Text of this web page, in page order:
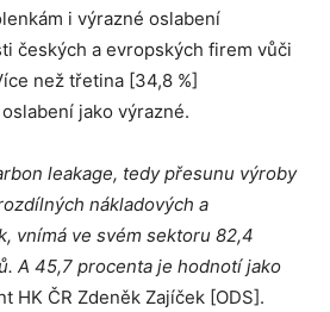
i výrazné oslabení
českých a evropských firem vůči
než třetina [34,8 %]
jako výrazné.
leakage, tedy přesunu výroby
nákladových a
vnímá ve svém sektoru 82,4
A 45,7 procenta je hodnotí jako
HK ČR Zdeněk Zajíček [ODS].